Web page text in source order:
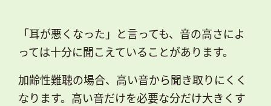
「耳が悪くなった」と言っても、音の高さによ
っては十分に聞こえていることがあります。
加齢性難聴の場合、高い音から聞き取りにくく
なります。高い音だけを必要な分だけ大きくす